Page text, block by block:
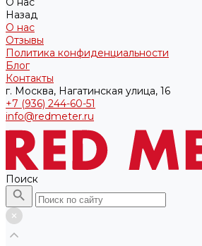
Назад
О нас
Отзывы
Политика конфиденциальности
Блог
Контакты
г. Москва, Нагатинская улица, 16
+7 (936) 244-60-51
info@redmeter.ru
Поиск